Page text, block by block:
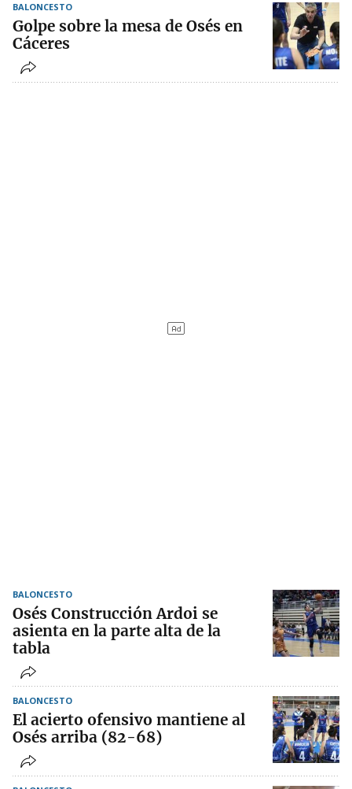
BALONCESTO
Golpe sobre la mesa de Osés en
Cáceres
BALONCESTO
Osés Construcción Ardoi se
asienta en la parte alta de la
tabla
BALONCESTO
El acierto ofensivo mantiene al
Osés arriba (82-68)